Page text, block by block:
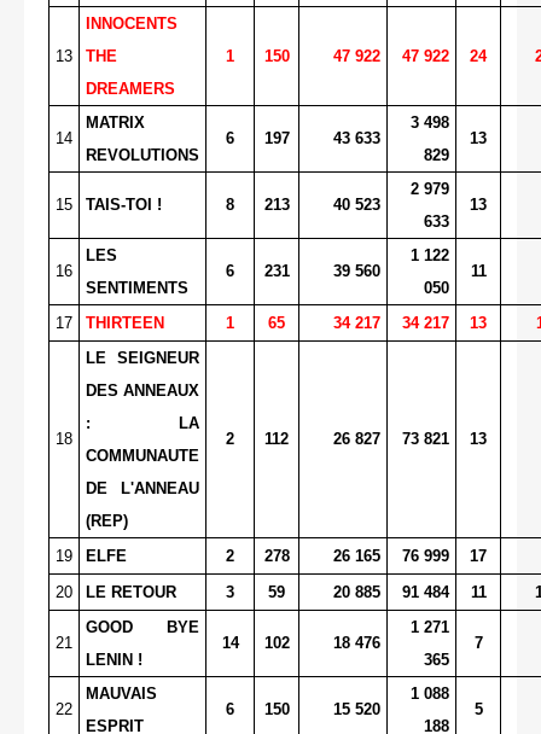
13
INNOCENTS
THE
DREAMERS
1 150 47 922 47 922 24
14
MATRIX
REVOLUTIONS
6 197 43 633
3 498
829
13
15 TAIS-TOI ! 8 213 40 523
2 979
633
13
16
LES
SENTIMENTS
6 231 39 560
1 122
050
11
17 THIRTEEN 1 65 34 217 34 217 13
18
LE SEIGNEUR
DES ANNEAUX
: LA
COMMUNAUTE
DE L'ANNEAU
(REP)
2 112 26 827 73 821 13
19 ELFE 2 278 26 165 76 999
17
20
LE RETOUR 3 59 20 885 91 484 11
21
GOOD BYE
LENIN !
14 102 18 476
1 271
365
7
22
MAUVAIS
ESPRIT
6 150 15 520
1 088
188
5